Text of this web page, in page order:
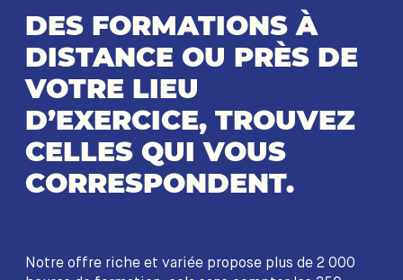
DES FORMATIONS À
DISTANCE OU PRÈS DE
VOTRE LIEU
D’EXERCICE, TROUVEZ
CELLES QUI VOUS
CORRESPONDENT.
Notre offre riche et variée propose plus de 2 000